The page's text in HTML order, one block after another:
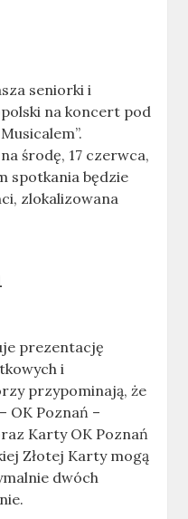
seniorki i
na koncert pod
środę, 17 czerwca,
spotkania będzie
zlokalizowana
prezentację
i
przypominają, że
OK Poznań –
Karty OK Poznań
Złotej Karty mogą
dwóch